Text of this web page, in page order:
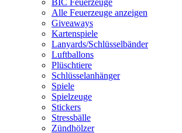
BIC Feuerzeuge
Alle Feuerzeuge anzeigen
Giveaways
Kartenspiele
Lanyards/Schlüsselbänder
Luftballons
Plüschtiere
Schlüsselanhänger
Spiele
Spielzeuge
Stickers
Stressbälle
Zündhölzer